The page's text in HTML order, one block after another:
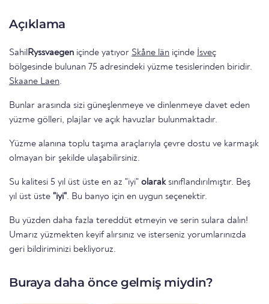
Açıklama
SahilRyssvaegen içinde yatıyor Skåne län içinde İsveç
bölgesinde bulunan 75 adresindeki yüzme tesislerinden biridir.
Skaane Laen.
Bunlar arasında sizi güneşlenmeye ve dinlenmeye davet eden
yüzme gölleri, plajlar ve açık havuzlar bulunmaktadır.
Yüzme alanına toplu taşıma araçlarıyla çevre dostu ve karmaşık
olmayan bir şekilde ulaşabilirsiniz.
Su kalitesi 5 yıl üst üste en az "iyi" olaraksınıflandırılmıştır. Beş
yıl üst üste "iyi". Bu banyo için en uygun seçenektir.
Bu yüzden daha fazla tereddüt etmeyin ve serin sulara dalın!
Umarız yüzmekten keyif alırsınız ve isterseniz yorumlarınızda
geri bildiriminizi bekliyoruz.
Buraya daha önce gelmiş miydin?